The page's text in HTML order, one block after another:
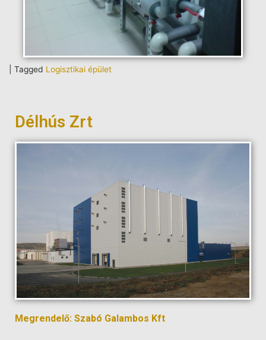
Tagged Logisztikai épület
Délhús Zrt
Megrendelő: Szabó Galambos Kft